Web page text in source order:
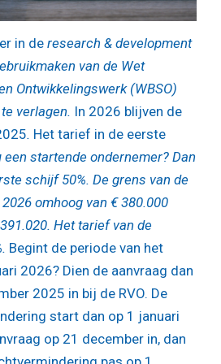
in de research & development
van de Wet
Ontwikkelingswerk (WBSO)
verlagen. In 2026 blijven de
. Het tarief in de eerste
een startende ondernemer? Dan
schijf 50%. De grens van de
omhoog van € 380.000
Het tarief van de
Begint de periode van het
2026? Dien de aanvraag dan
2025 in bij de RVO. De
start dan op 1 januari
op 21 december in, dan